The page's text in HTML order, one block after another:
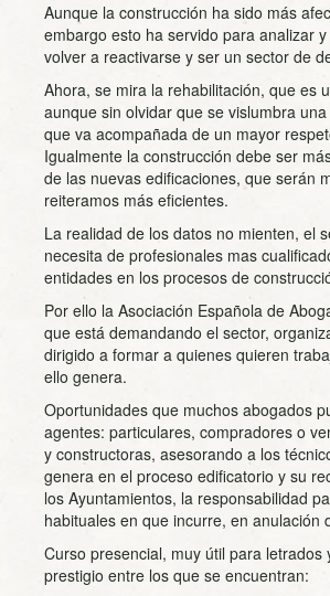
Aunque la construcción ha sido más
embargo esto ha servido para analizar
volver a reactivarse y ser un sector de
Ahora, se mira la rehabilitación, que es
aunque sin olvidar que se vislumbra
que va acompañada de un mayor
Igualmente la construcción debe ser
de las nuevas edificaciones, que serán
reiteramos más eficientes.
La realidad de los datos no mienten, el
necesita de profesionales mas
entidades en los procesos de
Por ello la Asociación Española de
que está demandando el sector,
dirigido a formar a quienes quieren
ello genera.
Oportunidades que muchos abogados
agentes: particulares, compradores o
y constructoras, asesorando a los
genera en el proceso edificatorio y su
los Ayuntamientos, la responsabilidad
habituales en que incurre, en
Curso presencial, muy útil para
prestigio entre los que se encuentran: